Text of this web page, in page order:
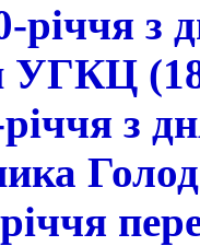
річчя з
УГКЦ
з